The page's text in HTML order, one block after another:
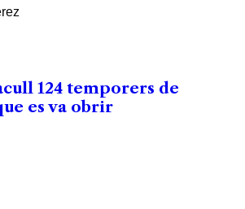
124 temporers de
es va obrir